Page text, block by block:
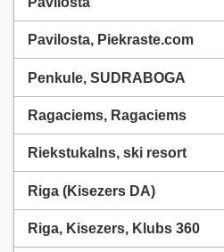
Pavilosta, Piekraste.com
Penkule, SUDRABOGA
Ragaciems, Ragaciems
Riekstukalns, ski resort
Riga (Kisezers DA)
Riga, Kisezers, Klubs 360